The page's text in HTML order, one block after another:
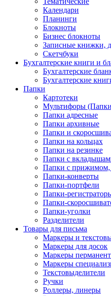
Календари
Планинги
Блокноты
Бизнес блокноты
Записные книжки,
Скетчбуки
Бухгалтерские книги и
Бухгалтерские
Бухгалтерские
Папки
Картотеки
Мультифоры
Папки адресные
Папки архивные
Папки и
Папки на кольцах
Папки на резинке
Папки с
Папки с
Папки-конверты
Папки-портфели
Папки-
Папки-
Папки-уголки
Разделители
Товары для письма
Маркеры и
Маркеры для досок
Маркеры
Маркеры
Текстовыделители
Ручки
Роллеры, линеры